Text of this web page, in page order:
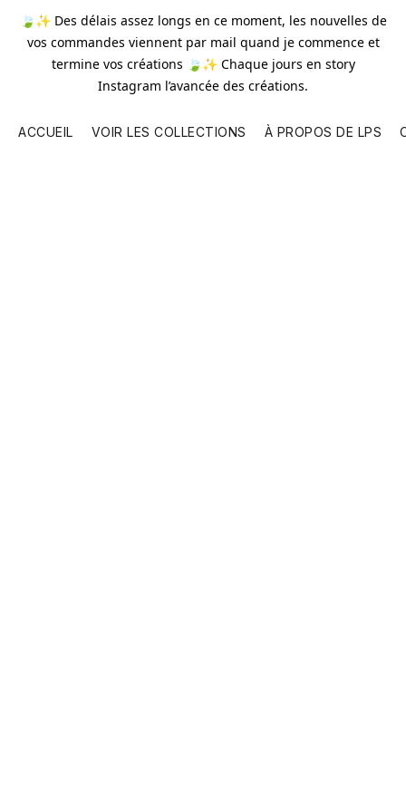
🍃✨ Des délais assez longs en ce moment, les nouvelles de
vos commandes viennent par mail quand je commence et
termine vos créations 🍃✨ Chaque jours en story
Instagram l’avancée des créations.
ACCUEIL VOIR LES COLLECTIONS À PROPOS DE LPS